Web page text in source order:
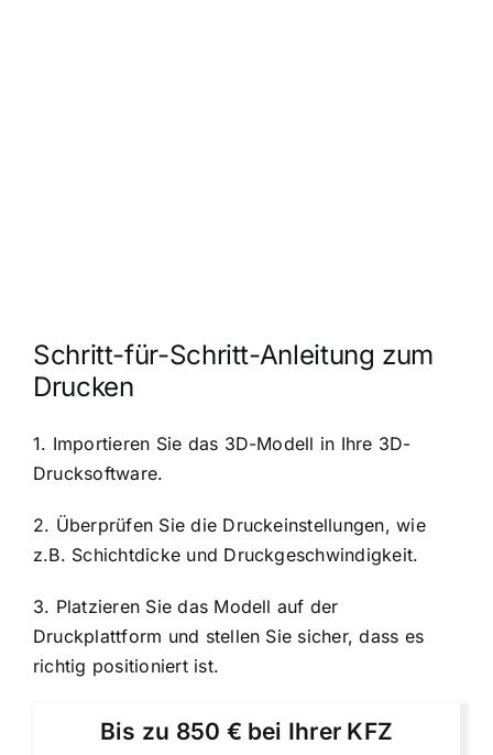
Schritt-für-Schritt-Anleitung zum
Drucken
1. Importieren Sie das 3D-Modell in Ihre 3D-
Drucksoftware.
2. Überprüfen Sie die Druckeinstellungen, wie
z.B. Schichtdicke und Druckgeschwindigkeit.
3. Platzieren Sie das Modell auf der
Druckplattform und stellen Sie sicher, dass es
richtig positioniert ist.
Bis zu 850 € bei Ihrer KFZ